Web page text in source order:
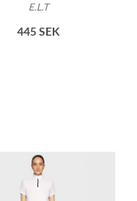
E.L.T
445 SEK